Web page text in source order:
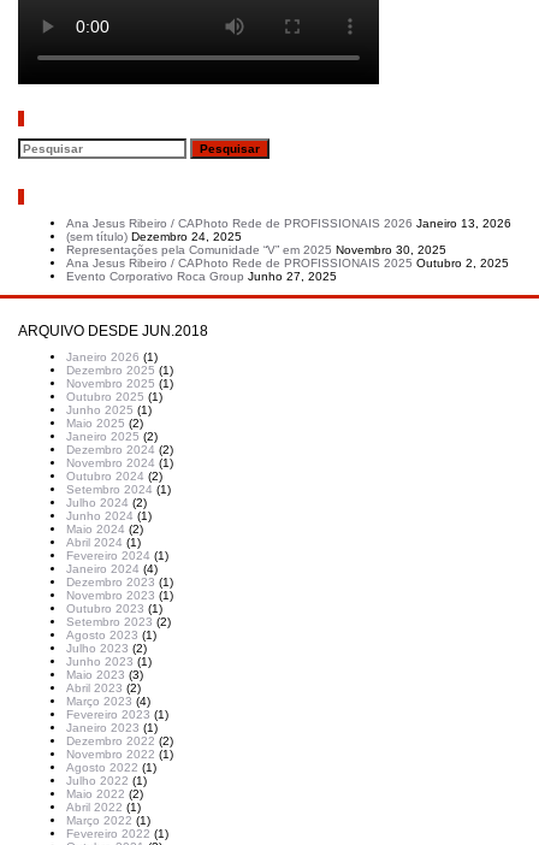
Ana Jesus Ribeiro / CAPhoto Rede de PROFISSIONAIS 2026 Janeiro 13, 2026
(sem título) Dezembro 24, 2025
Representações pela Comunidade “V” em 2025 Novembro 30, 2025
Ana Jesus Ribeiro / CAPhoto Rede de PROFISSIONAIS 2025 Outubro 2, 2025
Evento Corporativo Roca Group Junho 27, 2025
ARQUIVO DESDE JUN.2018
Janeiro 2026 (1)
Dezembro 2025 (1)
Novembro 2025 (1)
Outubro 2025 (1)
Junho 2025 (1)
Maio 2025 (2)
Janeiro 2025 (2)
Dezembro 2024 (2)
Novembro 2024 (1)
Outubro 2024 (2)
Setembro 2024 (1)
Julho 2024 (2)
Junho 2024 (1)
Maio 2024 (2)
Abril 2024 (1)
Fevereiro 2024 (1)
Janeiro 2024 (4)
Dezembro 2023 (1)
Novembro 2023 (1)
Outubro 2023 (1)
Setembro 2023 (2)
Agosto 2023 (1)
Julho 2023 (2)
Junho 2023 (1)
Maio 2023 (3)
Abril 2023 (2)
Março 2023 (4)
Fevereiro 2023 (1)
Janeiro 2023 (1)
Dezembro 2022 (2)
Novembro 2022 (1)
Agosto 2022 (1)
Julho 2022 (1)
Maio 2022 (2)
Abril 2022 (1)
Março 2022 (1)
Fevereiro 2022 (1)